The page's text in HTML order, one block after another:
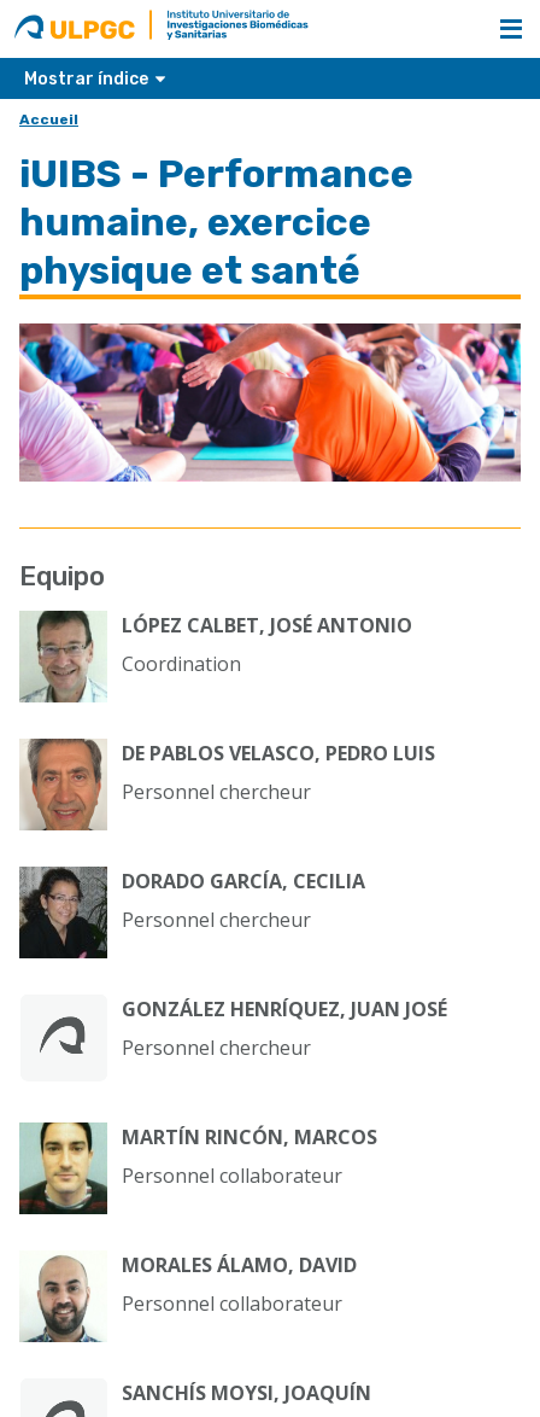
ULPGC
Nombre
unidad
Mostrar índice
Accueil
iUIBS - Performance
humaine, exercice
physique et santé
Equipo
LÓPEZ CALBET, JOSÉ ANTONIO
Coordination
DE PABLOS VELASCO, PEDRO LUIS
Personnel chercheur
DORADO GARCÍA, CECILIA
Personnel chercheur
GONZÁLEZ HENRÍQUEZ, JUAN JOSÉ
Personnel chercheur
MARTÍN RINCÓN, MARCOS
Personnel collaborateur
MORALES ÁLAMO, DAVID
Personnel collaborateur
SANCHÍS MOYSI, JOAQUÍN